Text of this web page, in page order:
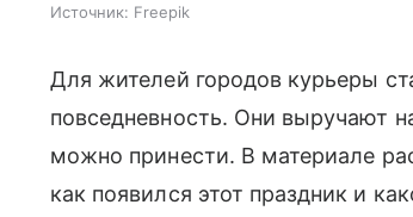
Источник: Freepik
Для жителей городов курьеры
повседневность. Они выручают
можно принести. В материале
как появился этот праздник и